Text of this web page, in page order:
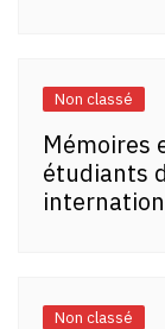
Non classé
Mémoires
étudiants
Non classé